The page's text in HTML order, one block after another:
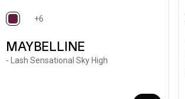
selected
+6
MAYBELLINE
- Lash Sensational Sky High